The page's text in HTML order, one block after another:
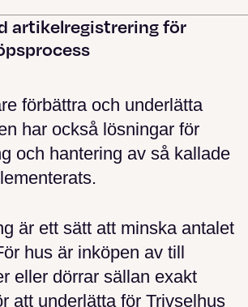
artikelregistrering för
förbättra och underlätta
har också lösningar för
och hantering av så kallade
är ett sätt att minska antalet
hus är inköpen av till
eller dörrar sällan exakt
att underlätta för Trivselhus